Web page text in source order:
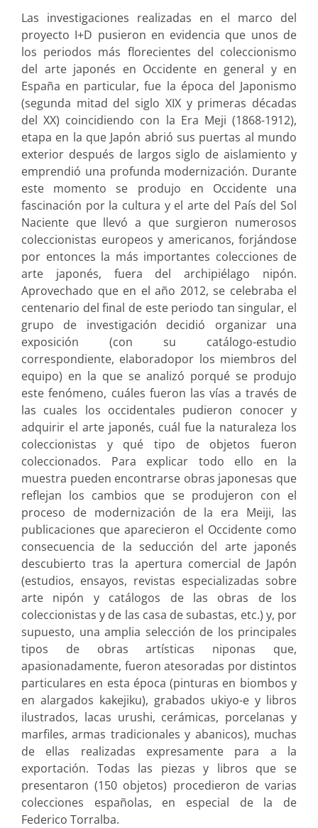
Las investigaciones realizadas en el marco del
proyecto I+D pusieron en evidencia que unos de
los periodos más florecientes del coleccionismo
del arte japonés en Occidente en general y en
España en particular, fue la época del Japonismo
(segunda mitad del siglo XIX y primeras décadas
del XX) coincidiendo con la Era Meji (1868-1912),
etapa en la que Japón abrió sus puertas al mundo
exterior después de largos siglo de aislamiento y
emprendió una profunda modernización. Durante
este momento se produjo en Occidente una
fascinación por la cultura y el arte del País del Sol
Naciente que llevó a que surgieron numerosos
coleccionistas europeos y americanos, forjándose
por entonces la más importantes colecciones de
arte japonés, fuera del archipiélago nipón.
Aprovechado que en el año 2012, se celebraba el
centenario del final de este periodo tan singular, el
grupo de investigación decidió organizar una
exposición (con su catálogo-estudio
correspondiente, elaboradopor los miembros del
equipo) en la que se analizó porqué se produjo
este fenómeno, cuáles fueron las vías a través de
las cuales los occidentales pudieron conocer y
adquirir el arte japonés, cuál fue la naturaleza los
coleccionistas y qué tipo de objetos fueron
coleccionados. Para explicar todo ello en la
muestra pueden encontrarse obras japonesas que
reflejan los cambios que se produjeron con el
proceso de modernización de la era Meiji, las
publicaciones que aparecieron el Occidente como
consecuencia de la seducción del arte japonés
descubierto tras la apertura comercial de Japón
(estudios, ensayos, revistas especializadas sobre
arte nipón y catálogos de las obras de los
coleccionistas y de las casa de subastas, etc.) y, por
supuesto, una amplia selección de los principales
tipos de obras artísticas niponas que,
apasionadamente, fueron atesoradas por distintos
particulares en esta época (pinturas en biombos y
en alargados kakejiku), grabados ukiyo-e y libros
ilustrados, lacas urushi, cerámicas, porcelanas y
marfiles, armas tradicionales y abanicos), muchas
de ellas realizadas expresamente para a la
exportación. Todas las piezas y libros que se
presentaron (150 objetos) procedieron de varias
colecciones españolas, en especial de la de
Federico Torralba.